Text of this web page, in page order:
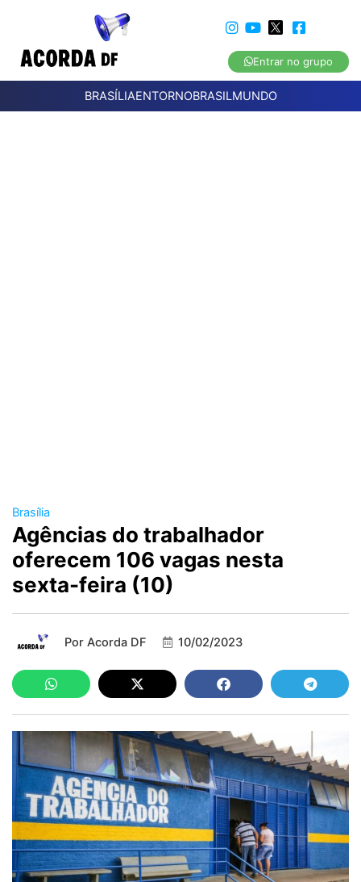
Entrar no grupo
BRASÍLIAENTORNOBRASILMUNDO
Brasília
Agências do trabalhador
oferecem 106 vagas nesta
sexta-feira (10)
Por Acorda DF 10/02/2023